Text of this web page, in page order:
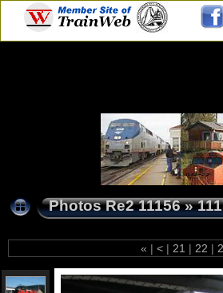
Photos Re2 11156»
« | < | 21 | 22 |